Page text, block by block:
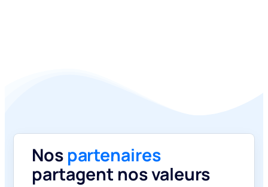
Nos partenaires
partagent nos valeurs